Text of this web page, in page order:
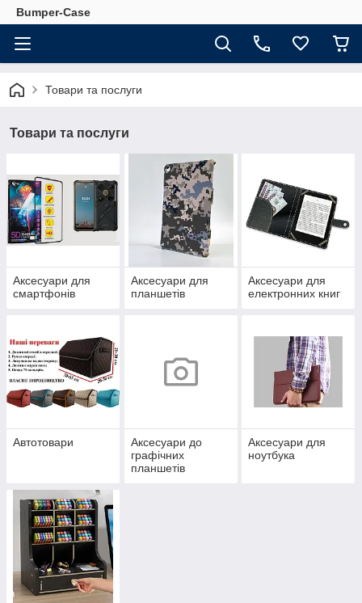
Bumper-Case
Товари та послуги
Товари та послуги
Аксесуари для
смартфонів
Аксесуари для
планшетів
Аксесуари для
електронних книг
Автотовари
Аксесуари до
графічних
планшетів
Аксесуари для
ноутбука